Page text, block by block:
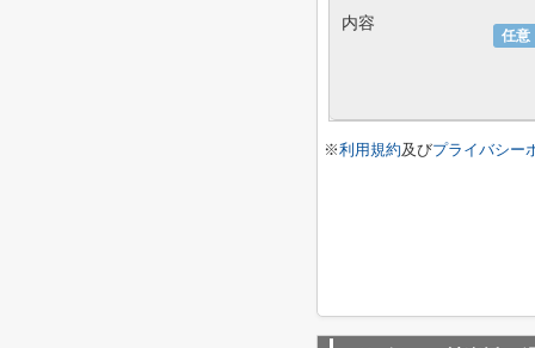
任意
内容
※利用規約及びプライバシー